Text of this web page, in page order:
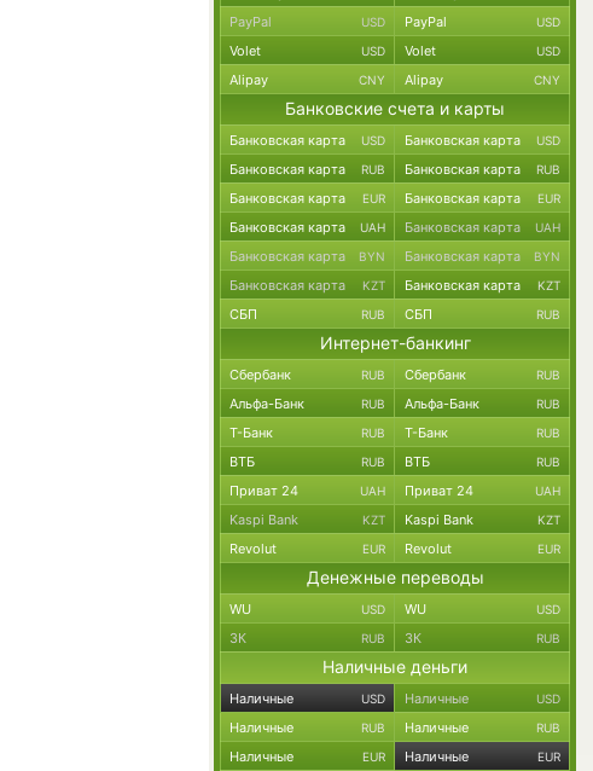
PayPal USD PayPal USD
Volet USD Volet USD
Alipay CNY Alipay CNY
Банковские счета и карты
Банковская карта USD Банковская карта USD
Банковская карта RUB Банковская карта RUB
Банковская карта EUR Банковская карта EUR
Банковская карта UAH Банковская карта UAH
Банковская карта BYN Банковская карта BYN
Банковская карта KZT Банковская карта KZT
СБП RUB СБП RUB
Интернет-банкинг
Сбербанк RUB Сбербанк RUB
Альфа-Банк RUB Альфа-Банк RUB
Т-Банк RUB Т-Банк RUB
ВТБ RUB ВТБ RUB
Приват 24 UAH Приват 24 UAH
Kaspi Bank KZT Kaspi Bank KZT
Revolut EUR Revolut EUR
Денежные переводы
WU USD WU USD
ЗК RUB ЗК RUB
Наличные деньги
Наличные USD Наличные USD
Наличные RUB Наличные RUB
Наличные EUR Наличные EUR